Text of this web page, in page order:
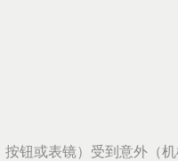
钮或表镜）受到意外（